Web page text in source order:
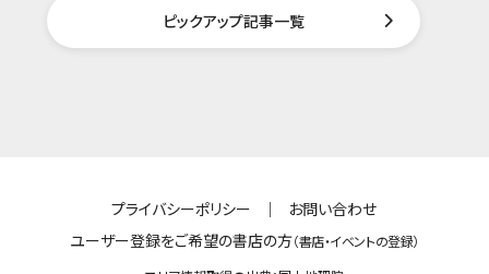
ピックアップ記事一覧
プライバシーポリシー ｜
お問い合わせ
ユーザー登録をご希望の書店の方（書店・イベントの登録）